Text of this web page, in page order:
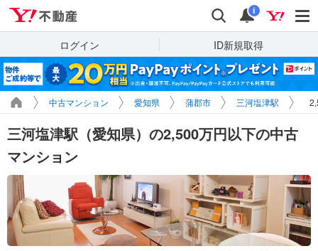
検索 通知
i
ログイン ID新規取得
中古マンション 愛知県 蒲郡市 三河塩津駅
三河塩津駅（愛知県）の2,500万円以下の中古
マンション